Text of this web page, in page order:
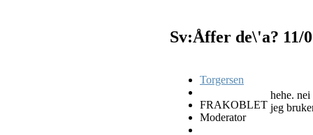
Sv:Åffer de\'a? 11/
Torgersen
FRAKOBLET
Moderator
hehe.
jeg